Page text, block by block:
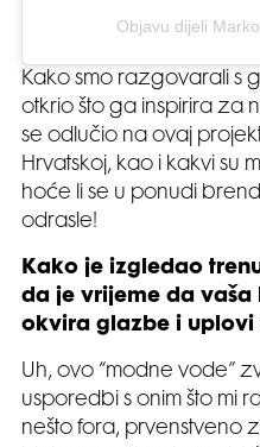
Objavu dijeli
Kako smo razgovarali s
otkrio što ga inspirira za
se odlučio na ovaj
Hrvatskoj, kao i kakvi su
hoće li se u ponudi
odrasle!
Kako je izgledao
da je vrijeme da vaša
okvira glazbe i uplovi
Uh, ovo “modne vode”
usporedbi s onim što mi
nešto fora, prvenstveno